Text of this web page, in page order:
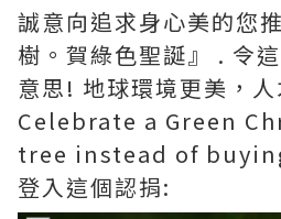
誠意向追求身心美的您
樹。賀綠色聖誕』 . 令
意思! 地球環境更美，
Celebrate a Green
tree instead of
登入這個認捐: